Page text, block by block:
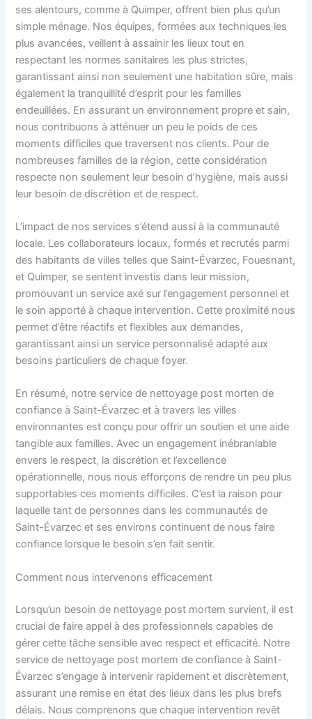
ses alentours, comme à Quimper, offrent bien plus qu’un
simple ménage. Nos équipes, formées aux techniques les
plus avancées, veillent à assainir les lieux tout en
respectant les normes sanitaires les plus strictes,
garantissant ainsi non seulement une habitation sûre, mais
également la tranquillité d’esprit pour les familles
endeuillées. En assurant un environnement propre et sain,
nous contribuons à atténuer un peu le poids de ces
moments difficiles que traversent nos clients. Pour de
nombreuses familles de la région, cette considération
respecte non seulement leur besoin d’hygiène, mais aussi
leur besoin de discrétion et de respect.
L’impact de nos services s’étend aussi à la communauté
locale. Les collaborateurs locaux, formés et recrutés parmi
des habitants de villes telles que Saint-Évarzec, Fouesnant,
et Quimper, se sentent investis dans leur mission,
promouvant un service axé sur l’engagement personnel et
le soin apporté à chaque intervention. Cette proximité nous
permet d’être réactifs et flexibles aux demandes,
garantissant ainsi un service personnalisé adapté aux
besoins particuliers de chaque foyer.
En résumé, notre service de nettoyage post morten de
confiance à Saint-Évarzec et à travers les villes
environnantes est conçu pour offrir un soutien et une aide
tangible aux familles. Avec un engagement inébranlable
envers le respect, la discrétion et l’excellence
opérationnelle, nous nous efforçons de rendre un peu plus
supportables ces moments difficiles. C’est la raison pour
laquelle tant de personnes dans les communautés de
Saint-Évarzec et ses environs continuent de nous faire
confiance lorsque le besoin s’en fait sentir.
Comment nous intervenons efficacement
Lorsqu’un besoin de nettoyage post mortem survient, il est
crucial de faire appel à des professionnels capables de
gérer cette tâche sensible avec respect et efficacité. Notre
service de nettoyage post mortem de confiance à Saint-
Évarzec s’engage à intervenir rapidement et discrètement,
assurant une remise en état des lieux dans les plus brefs
délais. Nous comprenons que chaque intervention revêt